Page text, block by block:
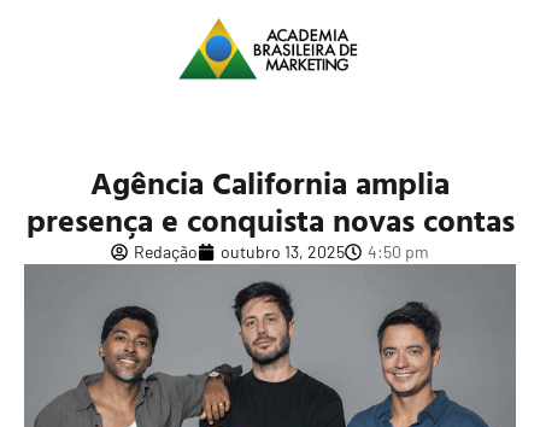
Agência California amplia
presença e conquista novas contas
Redação outubro 13, 2025 4:50 pm